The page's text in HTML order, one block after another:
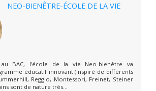
NEO-BIENÊTRE-ÉCOLE DE LA VIE
BAC, l'école de la vie Neo-bienêtre va
éducatif innovant (inspiré de différents
Reggio, Montessori, Freinet, Steiner
sont de nature très...